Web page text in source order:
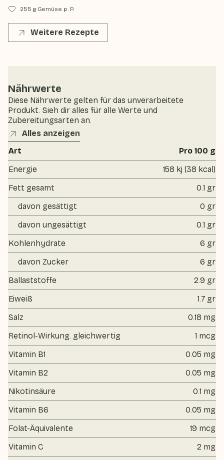
255 g Gemüse p. P.
Weitere Rezepte
Nährwerte
Diese Nährwerte gelten für das unverarbeitete
Produkt. Sieh dir alles für alle Werte und
Zubereitungsarten an.
Alles anzeigen
Art
Pro 100 g
Energie
158 kj (38 kcal)
Fett gesamt
0.1 gr
davon gesättigt
0 gr
davon ungesättigt
0.1 gr
Kohlenhydrate
6 gr
davon Zucker
6 gr
Ballaststoffe
2.9 gr
Eiweiß
1.7 gr
Salz
0.18 mg
Retinol-Wirkung. gleichwertig
1 mcg
Vitamin B1
0.05 mg
Vitamin B2
0.05 mg
Nikotinsäure
0.1 mg
Vitamin B6
0.05 mg
Folat-Äquivalente
19 mcg
Vitamin C
2 mg